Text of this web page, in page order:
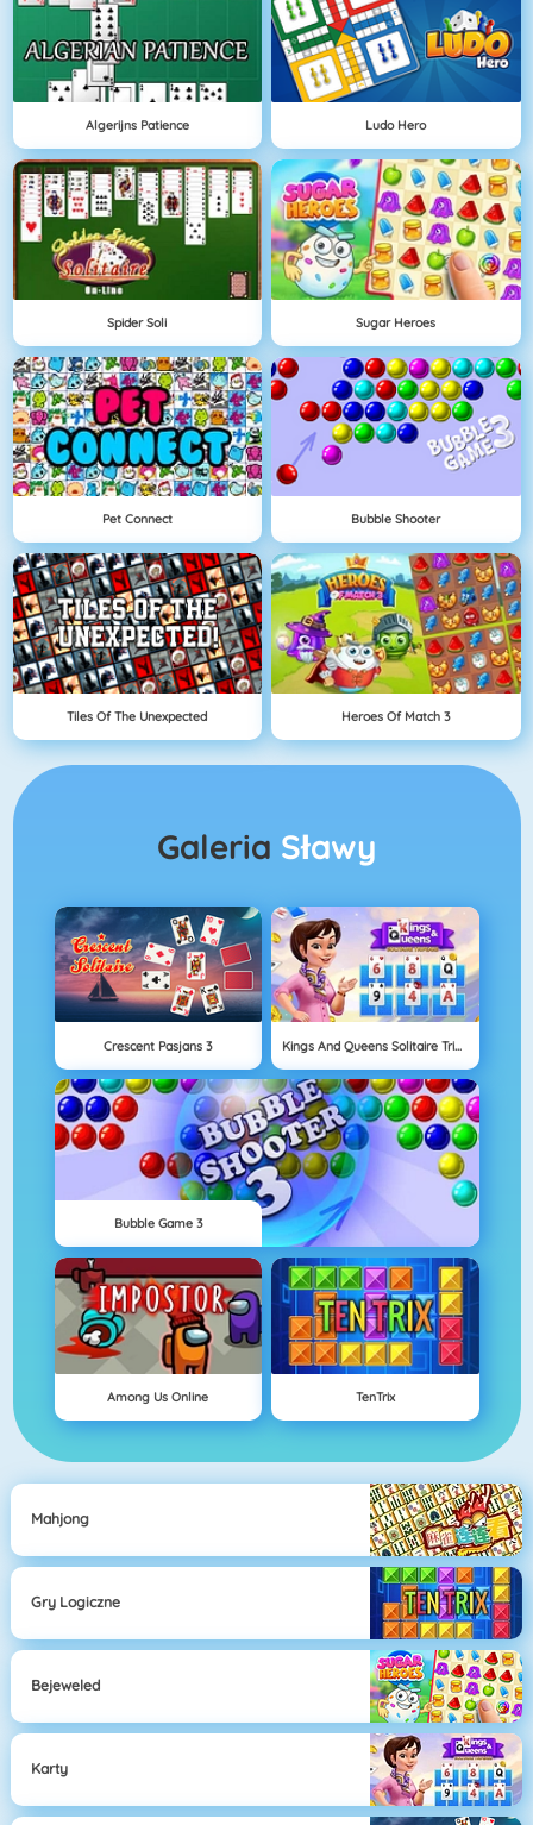
Algerijns Patience Ludo Hero
Spider Soli Sugar Heroes
Pet Connect Bubble Shooter
Tiles Of The Unexpected Heroes Of Match 3
Galeria Sławy
Crescent Pasjans 3 Kings And Queens Solitaire Tripeaks
Bubble Game 3
Among Us Online TenTrix
Mahjong
Gry Logiczne
Bejeweled
Karty